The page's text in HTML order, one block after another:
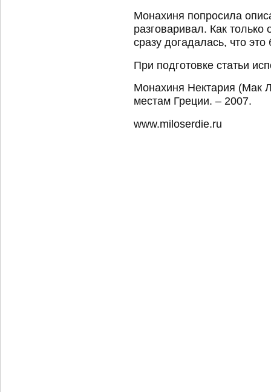
Монахиня попросила
разговаривал. Как
сразу догадалась, что
При подготовке статьи
Монахиня Нектария (Мак
местам Греции. – 2007.
www.miloserdie.ru